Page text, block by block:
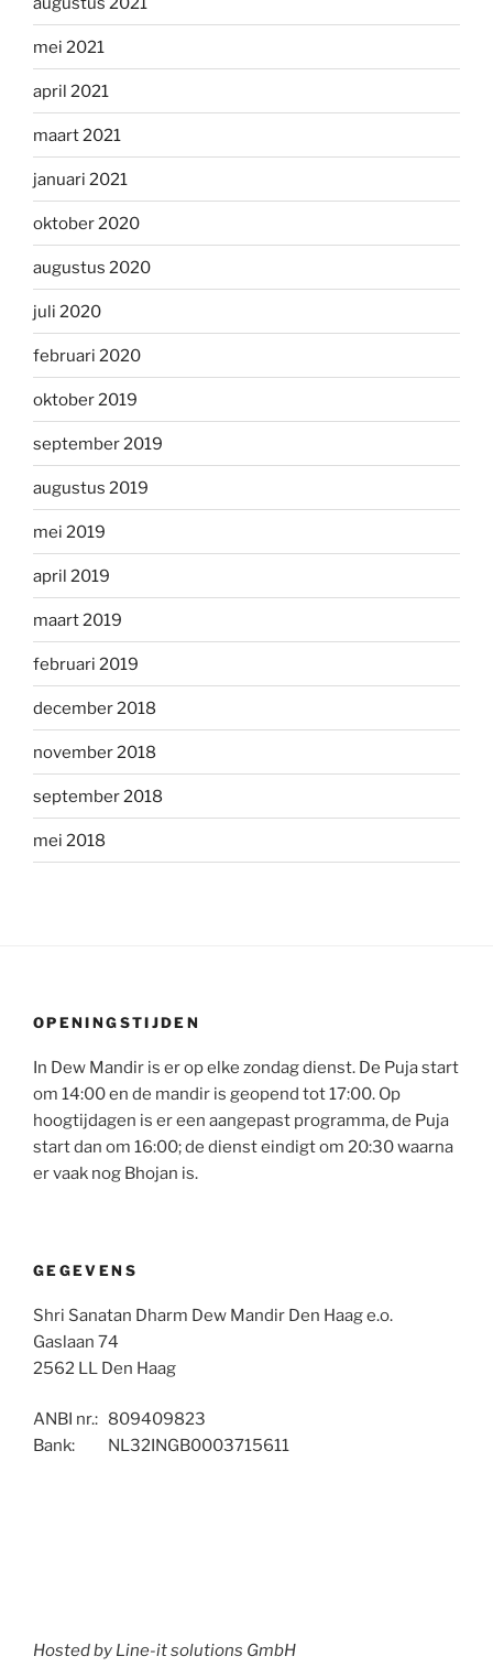
mei 2021
april 2021
maart 2021
januari 2021
oktober 2020
augustus 2020
juli 2020
februari 2020
oktober 2019
september 2019
augustus 2019
mei 2019
april 2019
maart 2019
februari 2019
december 2018
november 2018
september 2018
mei 2018
OPENINGSTIJDEN
In Dew Mandir is er op elke zondag dienst. De Puja start
om 14:00 en de mandir is geopend tot 17:00. Op
hoogtijdagen is er een aangepast programma, de Puja
start dan om 16:00; de dienst eindigt om 20:30 waarna
er vaak nog Bhojan is.
GEGEVENS
Shri Sanatan Dharm Dew Mandir Den Haag e.o.
Gaslaan 74
2562 LL Den Haag
ANBI nr.: 809409823
Bank: NL32INGB0003715611
Hosted by Line-it solutions GmbH